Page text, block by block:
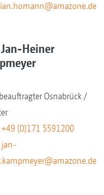
Heiner
Osnabrück /
+49 (0)171 5591200
jan-